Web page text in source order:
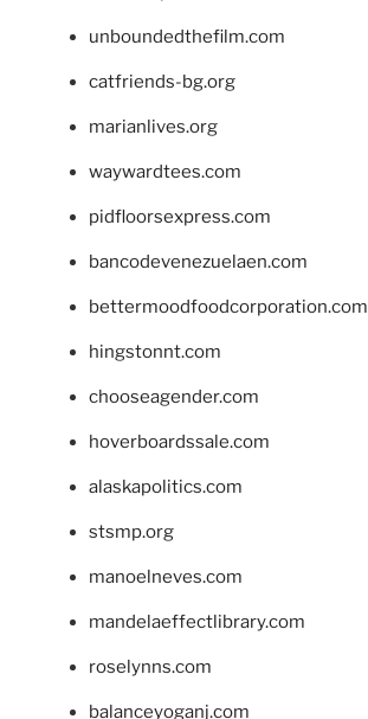
unboundedthefilm.com
catfriends-bg.org
marianlives.org
waywardtees.com
pidfloorsexpress.com
bancodevenezuelaen.com
bettermoodfoodcorporation.com
hingstonnt.com
chooseagender.com
hoverboardssale.com
alaskapolitics.com
stsmp.org
manoelneves.com
mandelaeffectlibrary.com
roselynns.com
balanceyoganj.com